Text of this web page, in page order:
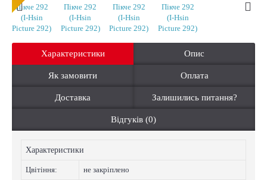
Характеристики Опис
Як замовити Оплата
Доставка Залишились питання?
Відгуків (0)
Характеристики
Цвiтiння: не закріплено